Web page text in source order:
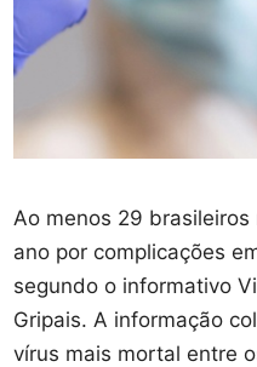
Ao menos 29
ano por complicações
segundo o informativo
Gripais. A informação
vírus mais mortal entre